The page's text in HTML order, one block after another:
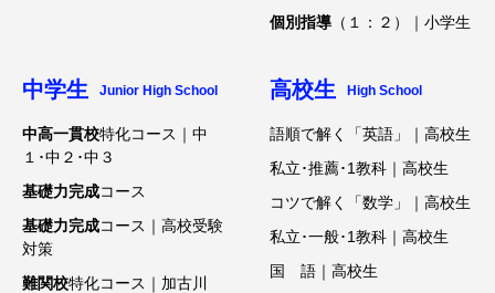
個別指導 （１：２）｜小学生
中学生 Junior High School
中高一貫校特化コース｜中
１･中２･中３
基礎力完成コース
基礎力完成コース｜高校受験
対策
難関校特化コース｜加古川
高校生 High School
語順で解く「英語」｜高校生
私立･推薦･1教科｜高校生
コツで解く「数学」｜高校生
私立･一般･1教科｜高校生
国 語｜高校生